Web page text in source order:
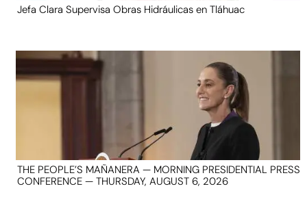
Jefa Clara Supervisa Obras Hidráulicas en Tláhuac
THE PEOPLE’S MAÑANERA — MORNING PRESIDENTIAL PRESS
CONFERENCE — THURSDAY, AUGUST 6, 2026